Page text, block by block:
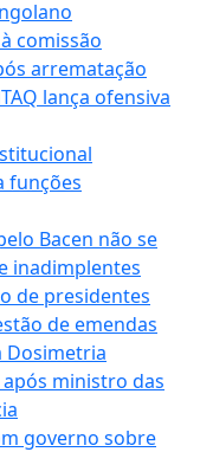
comissão
arrematação
lança ofensiva
funções
Bacen não se
inadimplentes
de presidentes
de emendas
Dosimetria
ministro das
governo sobre